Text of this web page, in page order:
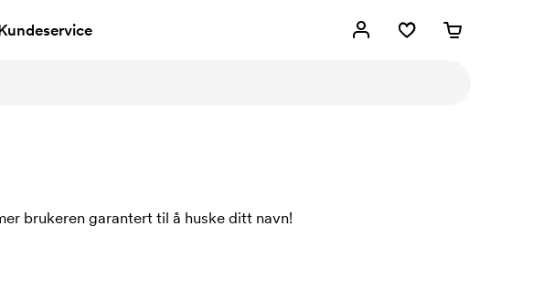
brukeren garantert til å huske ditt navn!